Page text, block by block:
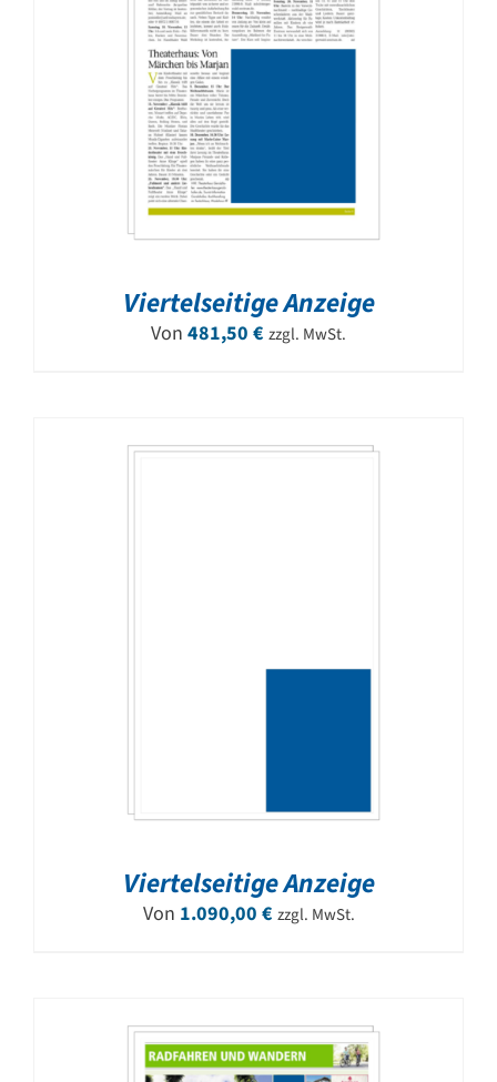
Viertelseitige Anzeige
Von 481,50 € zzgl. MwSt.
Viertelseitige Anzeige
Von 1.090,00 € zzgl. MwSt.